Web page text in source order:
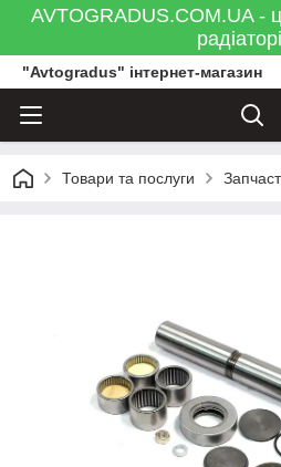
AVTOGRADUS.COM.UA -
"Avtogradus" інтернет-магазин
Товари та послуги